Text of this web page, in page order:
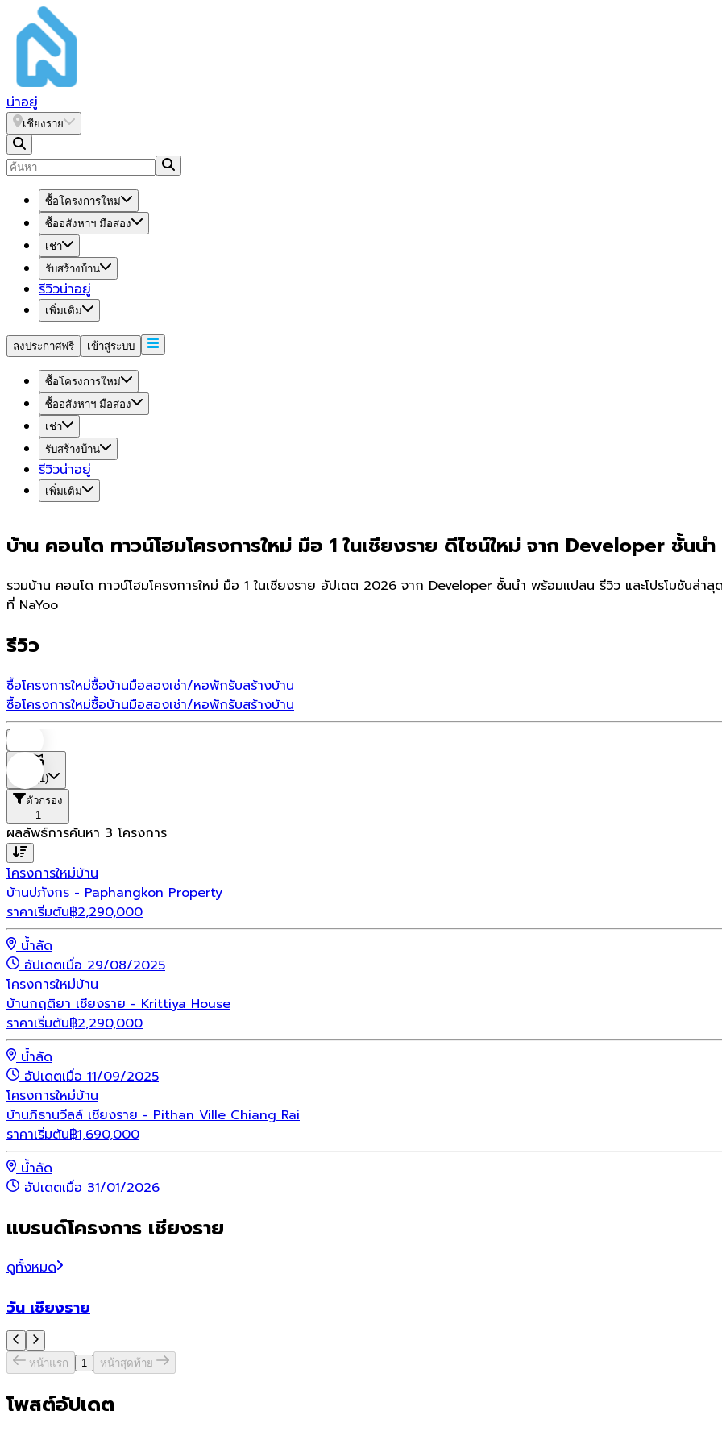
น่าอยู่
เชียงราย
ซื้อโครงการใหม่
ซื้ออสังหาฯ มือสอง
เช่า
รับสร้างบ้าน
รีวิวน่าอยู่
เพิ่มเติม
ลงประกาศฟรี เข้าสู่ระบบ
ซื้อโครงการใหม่
ซื้ออสังหาฯ มือสอง
เช่า
รับสร้างบ้าน
รีวิวน่าอยู่
เพิ่มเติม
บ้าน คอนโด ทาวน์โฮมโครงการใหม่ มือ 1 ในเชียงราย ดีไซน์ใหม่ จาก Developer ชั้นนำ
รวมบ้าน คอนโด ทาวน์โฮมโครงการใหม่ มือ 1 ในเชียงราย อัปเดต 2026 จาก Developer ชั้นนำ พร้อมแปลน รีวิว และโปรโมชันล่า
ที่ NaYoo
รีวิว
ซื้อโครงการใหม่ซื้อบ้านมือสองเช่า/หอพักรับสร้างบ้าน
ซื้อโครงการใหม่ซื้อบ้านมือสองเช่า/หอพักรับสร้างบ้าน
(1)
ตัวกรอง
1
ผลลัพธ์การค้นหา 3 โครงการ
โครงการใหม่บ้าน
บ้านปภังกร - Paphangkon Property
ราคาเริ่มต้น฿2,290,000
น้ำลัด
อัปเดตเมื่อ 29/08/2025
โครงการใหม่บ้าน
บ้านกฤติยา เชียงราย - Krittiya House
ราคาเริ่มต้น฿2,290,000
น้ำลัด
อัปเดตเมื่อ 11/09/2025
โครงการใหม่บ้าน
บ้านภิธานวีลล์ เชียงราย - Pithan Ville Chiang Rai
ราคาเริ่มต้น฿1,690,000
น้ำลัด
อัปเดตเมื่อ 31/01/2026
แบรนด์โครงการ เชียงราย
ดูทั้งหมด
วัน เชียงราย
หน้าแรก 1 หน้าสุดท้าย
โพสต์อัปเดต